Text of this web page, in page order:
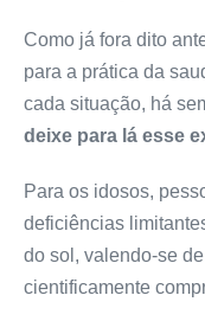
Como já fora dito
para a prática da
cada situação, há
deixe para lá esse
Para os idosos,
deficiências
do sol, valendo-se
cientificamente